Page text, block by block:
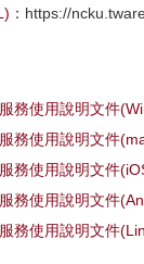
：https://
務使用說明文件
務使用說明文件
務使用說明文件
務使用說明文件
務使用說明文件